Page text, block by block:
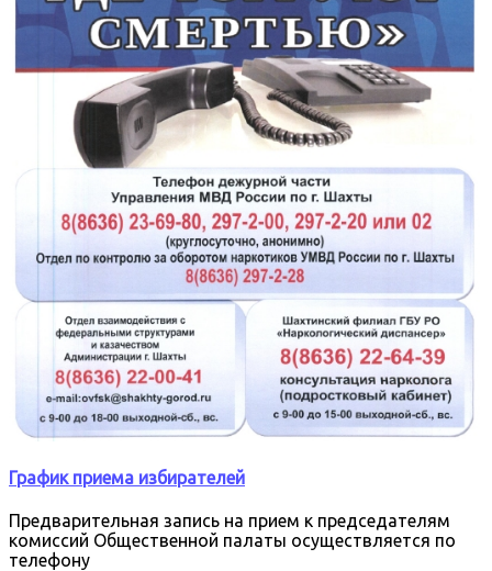
График приема избирателей
Предварительная запись на прием к председателям
комиссий Общественной палаты осуществляется по
телефону